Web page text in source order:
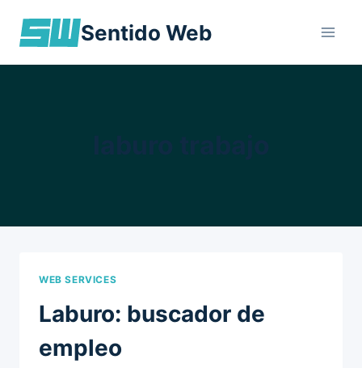
Sentido Web
WEB SERVICES
Laburo: buscador de
empleo